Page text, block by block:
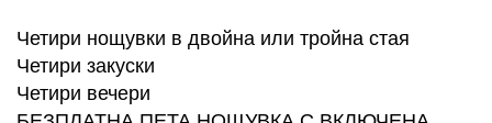
Четири нощувки в двойна или тройна стая
Четири закуски
Четири вечери